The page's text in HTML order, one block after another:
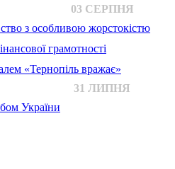
03 СЕРПНЯ
з особливою жорстокістю
грамотності
«Тернопіль вражає»
31 ЛИПНЯ
України